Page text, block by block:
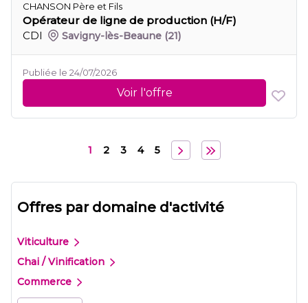
CHANSON Père et Fils
Opérateur de ligne de production (H/F)
CDI
Savigny-lès-Beaune (21)
Publiée le 24/07/2026
Voir l'offre
1 2 3 4 5
Offres par domaine d'activité
Viticulture
Chai / Vinification
Commerce